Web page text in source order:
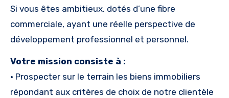
Si vous êtes ambitieux, dotés d’une fibre
commerciale, ayant une réelle perspective de
développement professionnel et personnel.
Votre mission consiste à :
• Prospecter sur le terrain les biens immobiliers
répondant aux critères de choix de notre clientèle